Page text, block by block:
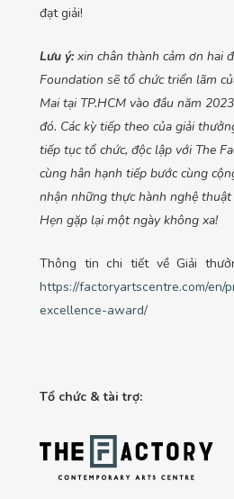
đạt giải!
Lưu ý: xin chân thành cảm ơn hai
Foundation sẽ tổ chức triển lãm
Mai tại TP.HCM vào đầu năm
đó. Các kỳ tiếp theo của giải
tiếp tục tổ chức, độc lập với The
cùng hân hạnh tiếp bước cùng
nhận những thực hành nghệ
Hẹn gặp lại một ngày không xa!
Thông tin chi tiết về Giải
https://factoryartscentre.com/en/
excellence-award/
Tổ chức & tài trợ: